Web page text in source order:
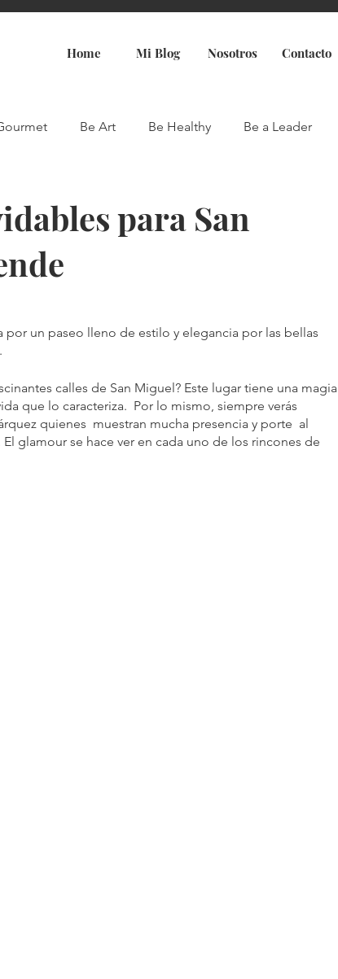
Home Mi Blog Nosotros Contacto
Be Art Be Healthy Be a Leader
para San
por un paseo lleno de estilo y elegancia por las bellas
calles de San Miguel? Este lugar tiene una magia
que lo caracteriza.  Por lo mismo, siempre verás
quienes  muestran mucha presencia y porte  al
glamour se hace ver en cada uno de los rincones de